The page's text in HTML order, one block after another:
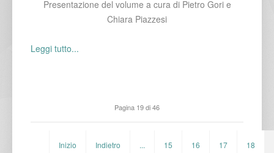
Presentazione del volume a cura di Pietro Gori e
Chiara Piazzesi
Leggi tutto...
Pagina 19 di 46
Inizio Indietro ... 15 16 17 18